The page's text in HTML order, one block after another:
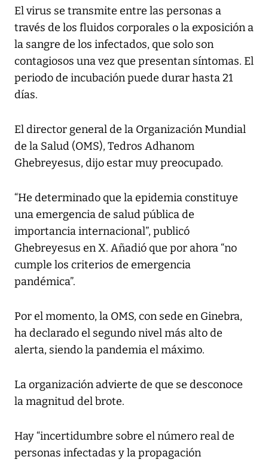
El virus se transmite entre las personas a
través de los fluidos corporales o la exposición a
la sangre de los infectados, que solo son
contagiosos una vez que presentan síntomas. El
periodo de incubación puede durar hasta 21
días.
El director general de la Organización Mundial
de la Salud (OMS), Tedros Adhanom
Ghebreyesus, dijo estar muy preocupado.
“He determinado que la epidemia constituye
una emergencia de salud pública de
importancia internacional”, publicó
Ghebreyesus en X. Añadió que por ahora “no
cumple los criterios de emergencia
pandémica”.
Por el momento, la OMS, con sede en Ginebra,
ha declarado el segundo nivel más alto de
alerta, siendo la pandemia el máximo.
La organización advierte de que se desconoce
la magnitud del brote.
Hay “incertidumbre sobre el número real de
personas infectadas y la propagación